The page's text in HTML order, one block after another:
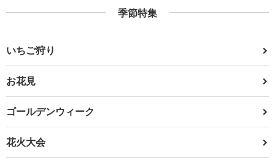
季節特集
いちご狩り
お花見
ゴールデンウィーク
花火大会